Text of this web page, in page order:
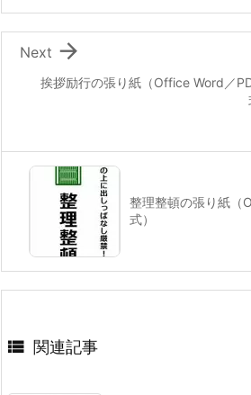
挨拶励行の張り紙（Office Word／

Next
整理整頓の張り紙（
式）
 関連記事